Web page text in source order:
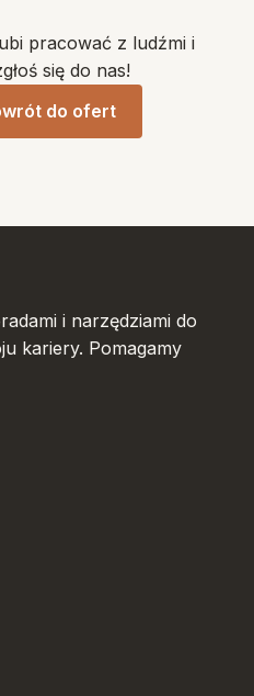
pracować z ludźmi i
się do nas!
do ofert
i narzędziami do
kariery. Pomagamy